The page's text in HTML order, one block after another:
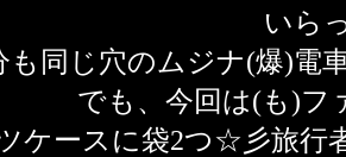
いら
も同じ穴のムジナ(爆)電
でも、今回は(も)フ
ケースに袋2つ☆彡旅行